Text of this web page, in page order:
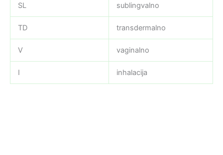
SL sublingvalno
TD transdermalno
V vaginalno
I inhalacija